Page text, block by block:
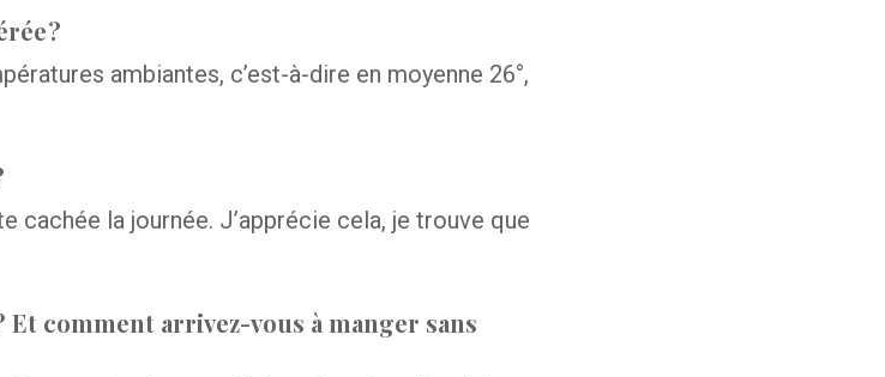
?
ambiantes, c’est-à-dire en moyenne 26°,
cachée la journée. J’apprécie cela, je trouve que
comment arrivez-vous à manger sans